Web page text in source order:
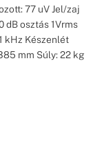
77 uV Jel/zaj
dB osztás 1Vrms
kHz Készenlét
mm Súly: 22 kg